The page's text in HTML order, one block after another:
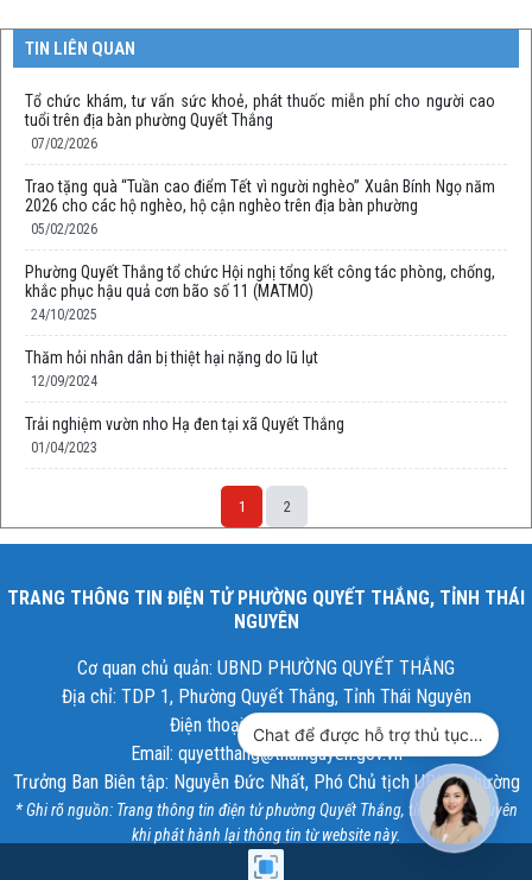
TIN LIÊN QUAN
Tổ chức khám, tư vấn sức khoẻ, phát thuốc miễn phí cho người cao
tuổi trên địa bàn phường Quyết Thắng
07/02/2026
Trao tặng quà “Tuần cao điểm Tết vì người nghèo” Xuân Bính Ngọ năm
2026 cho các hộ nghèo, hộ cận nghèo trên địa bàn phường
05/02/2026
Phường Quyết Thắng tổ chức Hội nghị tổng kết công tác phòng, chống,
khắc phục hậu quả cơn bão số 11 (MATMO)
24/10/2025
Thăm hỏi nhân dân bị thiệt hại nặng do lũ lụt
12/09/2024
Trải nghiệm vườn nho Hạ đen tại xã Quyết Thắng
01/04/2023
1 2
TRANG THÔNG TIN ĐIỆN TỬ PHƯỜNG QUYẾT THẮNG, TỈNH THÁI
NGUYÊN
Cơ quan chủ quản: UBND PHƯỜNG QUYẾT THẮNG
Địa chỉ: TDP 1, Phường Quyết Thắng, Tỉnh Thái Nguyên
Điện thoại: 02083.546.007
Email: quyetthang@thainguyen.gov.vn
Trưởng Ban Biên tập: Nguyễn Đức Nhất, Phó Chủ tịch UBND phường
* Ghi rõ nguồn: Trang thông tin điện tử phường Quyết Thắng, tỉnh Thái Nguyên
khi phát hành lại thông tin từ website này.
Chat để được hỗ trợ thủ tục hành chính công